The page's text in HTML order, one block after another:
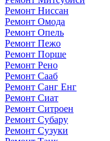
Ремонт Ниссан
Ремонт Омода
Ремонт Опель
Ремонт Пежо
Ремонт Порше
Ремонт Рено
Ремонт Сааб
Ремонт Санг Енг
Ремонт Сиат
Ремонт Ситроен
Ремонт Субару
Ремонт Сузуки